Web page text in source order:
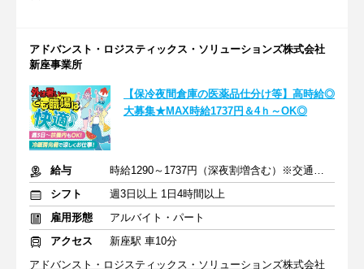
アドバンスト・ロジスティックス・ソリューションズ株式会社
新座事業所
【保冷夜間倉庫の医薬品仕分け等】高時給◎
大募集★MAX時給1737円＆4ｈ～OK◎
給与
時給1290～1737円（深夜割増含む）※交通費全額支給
シフト
週3日以上 1日4時間以上
雇用形態
アルバイト・パート
アクセス
新座駅 車10分
アドバンスト・ロジスティックス・ソリューションズ株式会社